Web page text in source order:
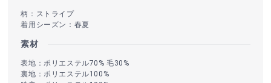
柄：ストライプ
着用シーズン：春夏
素材
表地：ポリエステル70% 毛30%
裏地：ポリエステル100%